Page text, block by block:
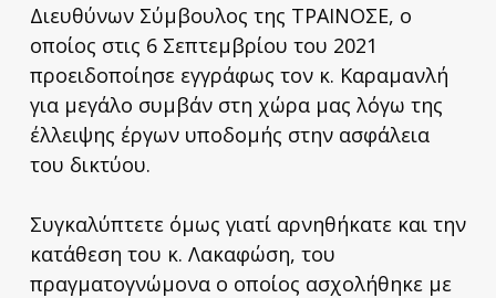
Διευθύνων Σύμβουλος της ΤΡΑΙΝΟΣΕ, ο
οποίος στις 6 Σεπτεμβρίου του 2021
προειδοποίησε εγγράφως τον κ. Καραμανλή
για μεγάλο συμβάν στη χώρα μας λόγω της
έλλειψης έργων υποδομής στην ασφάλεια
του δικτύου.
Συγκαλύπτετε όμως γιατί αρνηθήκατε και την
κατάθεση του κ. Λακαφώση, του
πραγματογνώμονα ο οποίος ασχολήθηκε με